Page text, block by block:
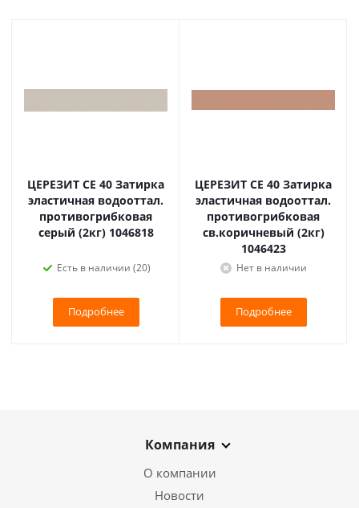
ЦЕРЕЗИТ CE 40 Затирка
эластичная водооттал.
противогрибковая
серый (2кг) 1046818
Есть в наличии (20)
Подробнее
ЦЕРЕЗИТ CE 40 Затирка
эластичная водооттал.
противогрибковая
св.коричневый (2кг)
1046423
Нет в наличии
Подробнее
Компания
О компании
Новости